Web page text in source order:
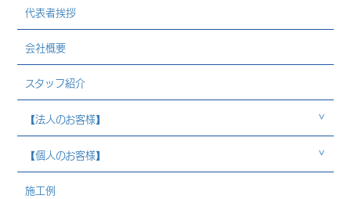
代表者挨拶
会社概要
スタッフ紹介
【法人のお客様】
【個人のお客様】
施工例